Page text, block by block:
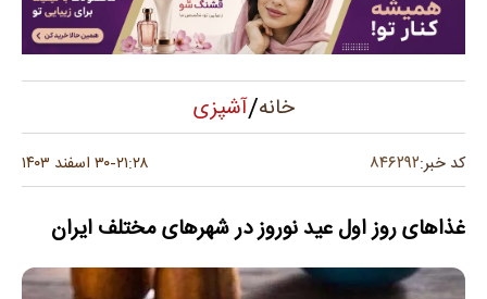
خانه/آشپزی
کد خبر:۸۴۶۲۹۲ ۲۱:۲۸-۳۰ اسفند ۱۴۰۳
غذاهای روز اول عید نوروز در شهرهای مختلف ایران